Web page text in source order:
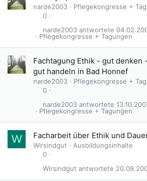
narde2003
Pflegekongresse +
0
Pflegekongresse + Tagungen
narde2003
Fachtagung Ethik - gut denken
gut handeln in Bad Honnef
narde2003
Pflegekongresse +
0
Pflegekongresse + Tagungen
narde2003
W Facharbeit über Ethik und
Wirsindgut
Ausbildungsinhalte
0
Wirsindgut